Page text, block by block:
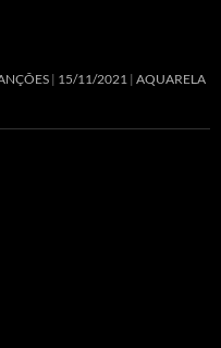
15/11/2021 AQUARELA